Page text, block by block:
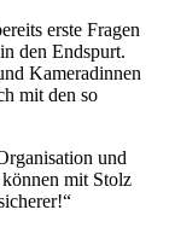
erste Fragen
den Endspurt.
Kameradinnen
mit den so
und
mit Stolz